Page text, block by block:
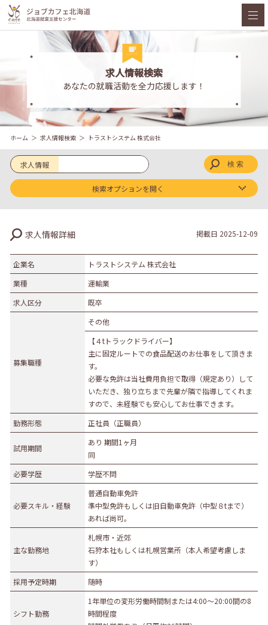
求人情報検索
あなたの就職活動を全力応援します！
ホーム 求人情報検索 トラストシステム 株式会社
求人情報
検索オプションを開く
業種
農林水産業
建設業
食品製造業
その他の製造業
電気・ガス・熱供給業
運輸業
百貨店・スーパーマーケット
自動車販売・修理
不動産業
募集職種
事務職
勤務形態
求人情報詳細 掲載日 2025-12-09
企業名
トラストシステム 株式会社
業種
運輸業
求人区分
既卒
募集職種
その他
【４tトラックドライバー】
主に固定ルートでの食品配送のお仕事をして頂きま
す。
必要な免許は当社費用負担で取得（規定あり）して
いただき、独り立ちまで先輩が隣で指導してくれま
すので、未経験でも安心してお仕事できます。
勤務形態
正社員（正職員）
試用期間
あり 期間1ヶ月
同
必要学歴
学歴不問
必要スキル・経験
普通自動車免許
準中型免許もしくは旧自動車免許（中型８tまで）
あれば尚可。
主な勤務地
札幌市・近郊
石狩本社もしくは札幌営業所（本人希望考慮しま
す）
採用予定時期
随時
シフト勤務
1年単位の変形労働時間制または4:00〜20:00間の8
時間程度